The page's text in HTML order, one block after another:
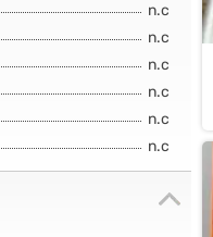
n.c
n.c
n.c
n.c
n.c
n.c